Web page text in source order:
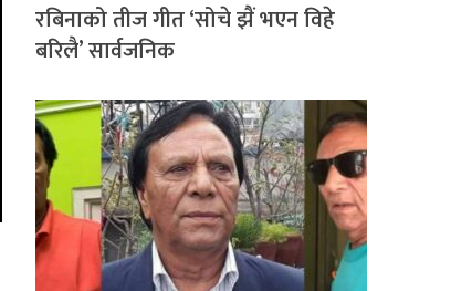
रबिनाको तीज गीत ‘सोचे झैं भएन विहे
बरिलै’ सार्वजनिक